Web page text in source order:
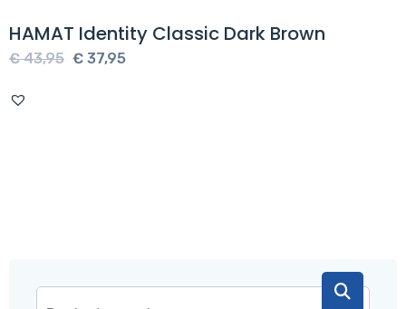
HAMAT Identity Classic Dark Brown
€43,95 Oorspronkelijke
€ 37,95